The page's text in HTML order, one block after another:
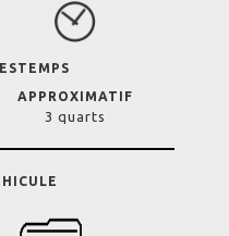
TEMPS
APPROXIMATIF
3 quarts